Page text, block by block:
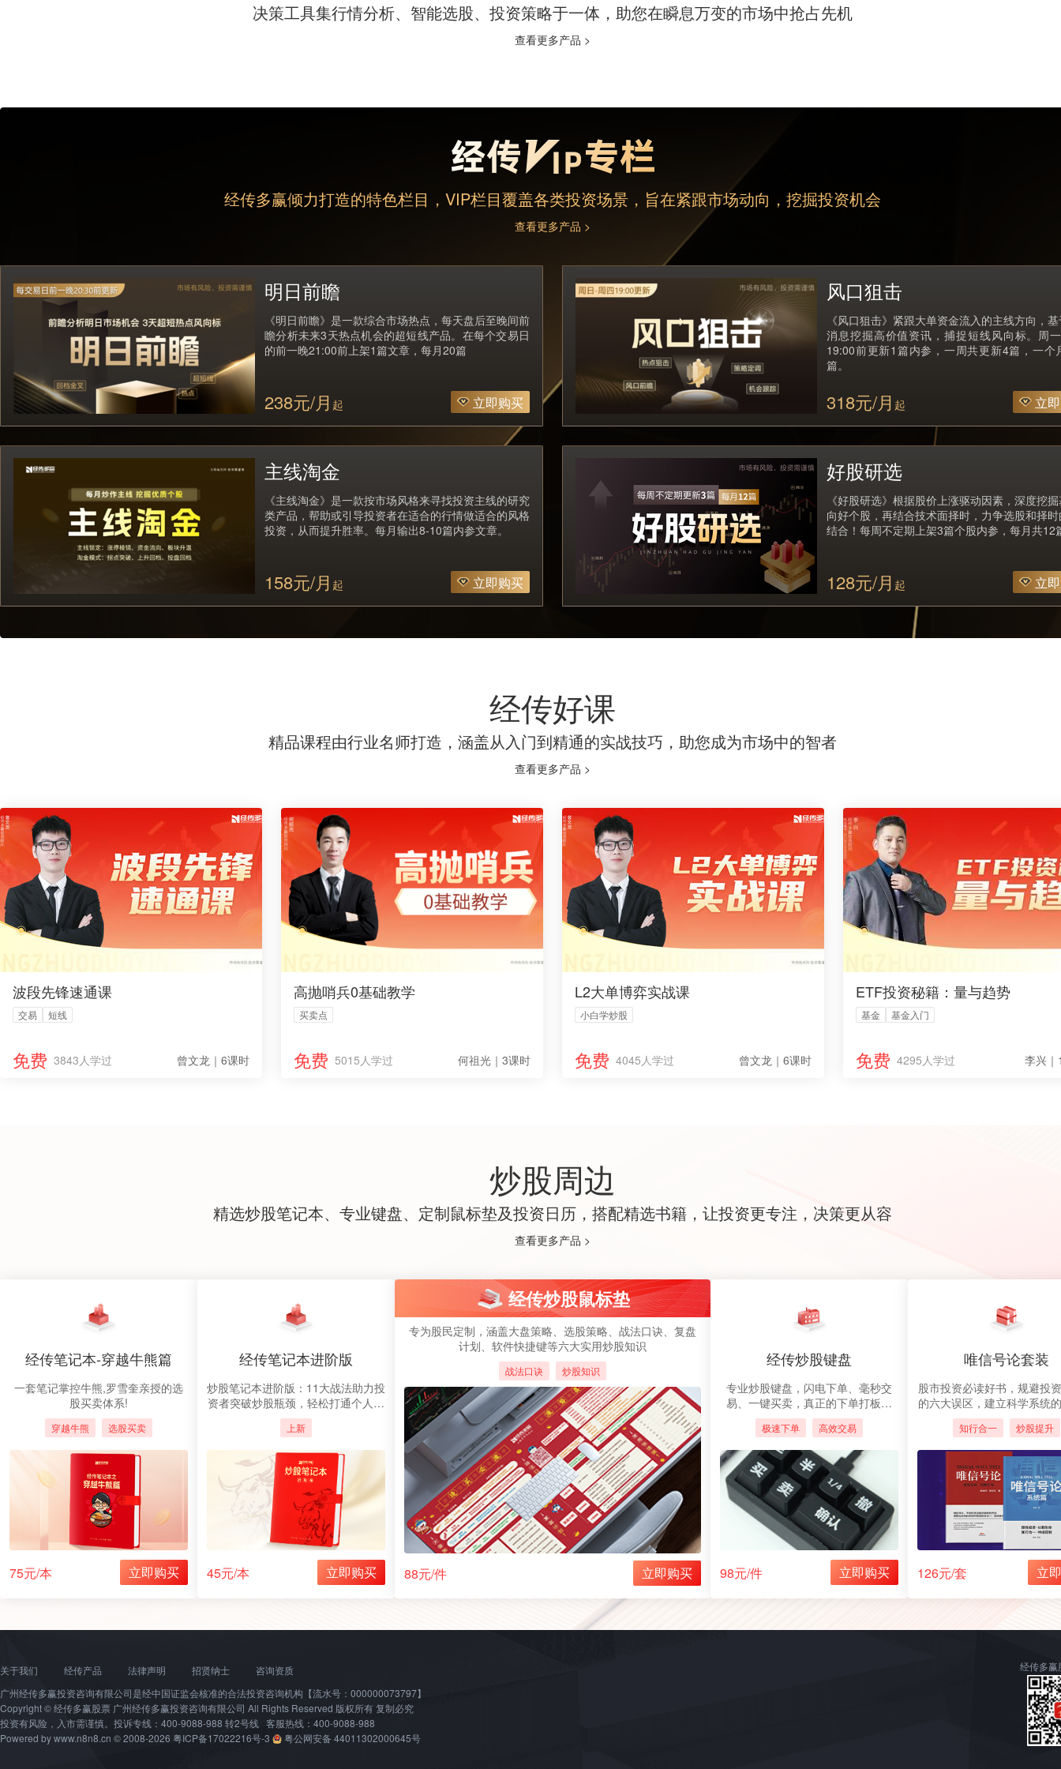
决策工具集行情分析、智能选股、投资策略于一体，助您在瞬息万变的市场中抢占先机
查看更多产品 >
经传多赢倾力打造的特色栏目，VIP栏目覆盖各类投资场景，旨在紧跟市场动向，挖掘投资机会
查看更多产品 >
明日前瞻
《明日前瞻》是一款综合市场热点，每天盘后至晚间前
瞻分析未来3天热点机会的超短线产品。在每个交易日
的前一晚21:00前上架1篇文章，每月20篇
238元/月 起 立即购买
风口狙击
《风口狙击》紧跟大单资金流入的主线方向，
消息挖掘高价值资讯，捕捉短线风向标。周
19:00前更新1篇内参，一周共更新4篇，一个
篇。
318元/月 起 立
主线淘金
《主线淘金》是一款按市场风格来寻找投资主线的研究
类产品，帮助或引导投资者在适合的行情做适合的风格
投资，从而提升胜率。每月输出8-10篇内参文章。
158元/月 起 立即购买
好股研选
《好股研选》根据股价上涨驱动因素，深度挖
向好个股，再结合技术面择时，力争选股和择
结合！每周不定期上架3篇个股内参，每月共12
128元/月 起 立
经传好课
精品课程由行业名师打造，涵盖从入门到精通的实战技巧，助您成为市场中的智者
查看更多产品 >
波段先锋速通课
交易 短线
免费 3843人学过 曾文龙｜6课时
高抛哨兵0基础教学
买卖点
免费 5015人学过 何祖光｜3课时
L2大单博弈实战课
小白学炒股
免费 4045人学过 曾文龙｜6课时
ETF投资秘籍：量与趋势
基金 基金入门
免费 4295人学过 李兴
炒股周边
精选炒股笔记本、专业键盘、定制鼠标垫及投资日历，搭配精选书籍，让投资更专注，决策更从容
查看更多产品 >
经传笔记本-穿越牛熊篇
一套笔记掌控牛熊,罗雪奎亲授的选
股买卖体系!
穿越牛熊 选股买卖
75元/本 立即购买
经传笔记本进阶版
炒股笔记本进阶版：11大战法助力投
资者突破炒股瓶颈，轻松打通个人投
资的"最后一公里"
上新
45元/本 立即购买
经传炒股鼠标垫
专为股民定制，涵盖大盘策略、选股策略、战法口诀、复盘
计划、软件快捷键等六大实用炒股知识
战法口诀 炒股知识
88元/件 立即购买
经传炒股键盘
专业炒股键盘，闪电下单、毫秒交
易、一键买卖，真正的下单打板神
器，交易快人一步
极速下单 高效交易
98元/件 立即购买
唯信号论套装
股市投资必读好书，规避投
的六大误区，建立科学系统
系
知行合一 炒股提升
126元/套 立
关于我们 经传产品 法律声明 招贤纳士
咨询资质
广州经传多赢投资咨询有限公司是经中国证监会核准的合法投资咨询机构【流水号：000000073797】
Copyright © 经传多赢股票 广州经传多赢投资咨询有限公司 All Rights Reserved 版权所有 复制必究
投资有风险，入市需谨慎。投诉专线：400-9088-988 转2号线 客服热线：400-9088-988
Powered by www.n8n8.cn © 2008-2026 粤ICP备17022216号-3 粤公网安备 44011302000645号
经传多赢